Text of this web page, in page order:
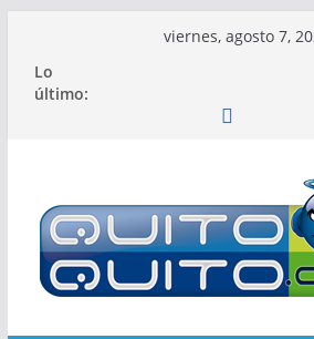
contenido
viernes, agosto 7,
Lo
último: